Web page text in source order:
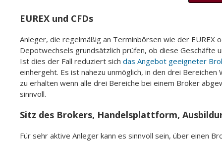
EUREX und CFDs
Anleger, die regelmäßig an Terminbörsen wie der
Depotwechsels grundsätzlich prüfen, ob diese
Ist dies der Fall reduziert sich das Angebot geeigneter
einhergeht. Es ist nahezu unmöglich, in den drei
zu erhalten wenn alle drei Bereiche bei einem Broker
sinnvoll.
Sitz des Brokers, Handelsplattform,
Für sehr aktive Anleger kann es sinnvoll sein, über einen